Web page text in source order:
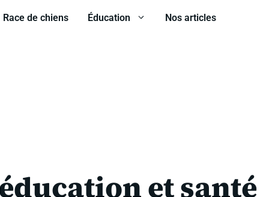
Race de chiens Éducation Nos articles
et santé